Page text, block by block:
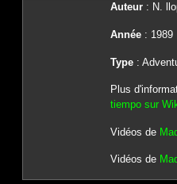
Auteur: N.
Année: 1989
Type:
Plus
tiempo sur
Vidéos de
Vidéos de